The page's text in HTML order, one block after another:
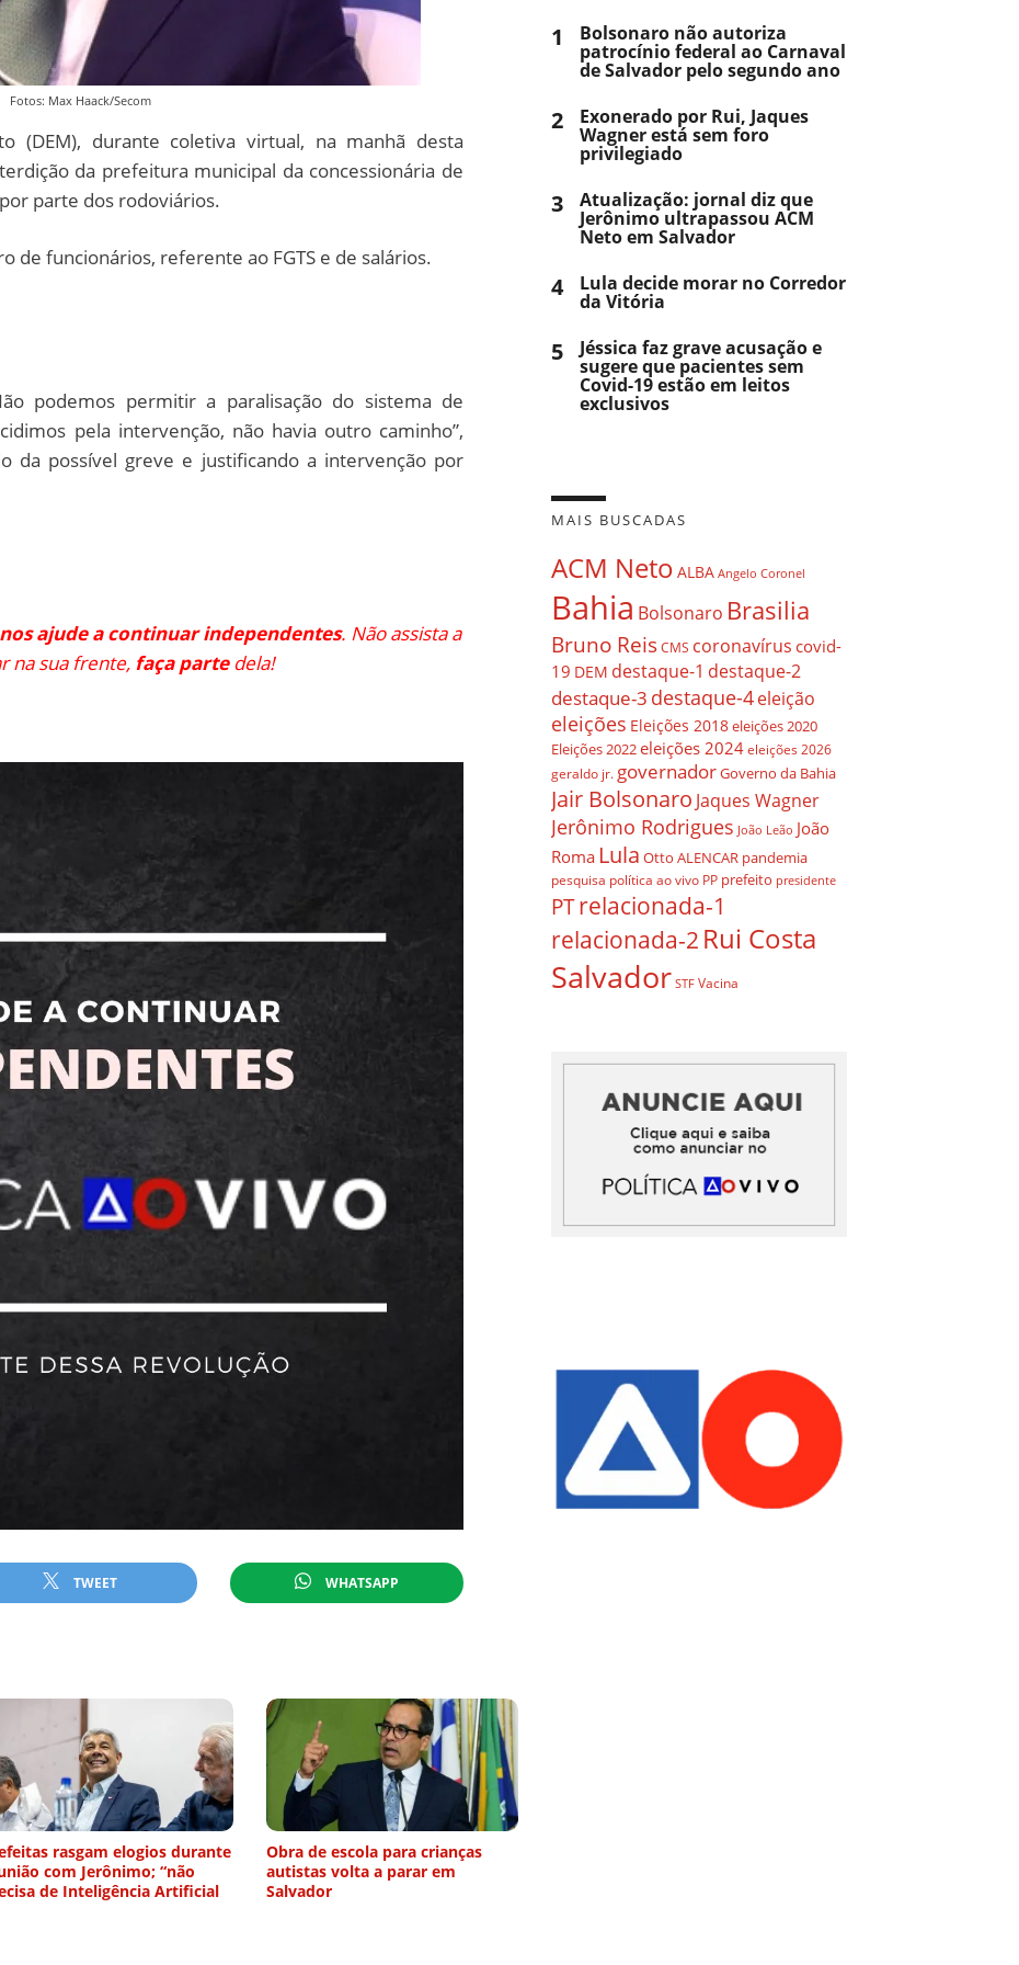
Fotos: Max Haack/Secom
(DEM), durante coletiva virtual, na manhã desta
da prefeitura municipal da concessionária de
parte dos rodoviários.
de funcionários, referente ao FGTS e de salários.
podemos permitir a paralisação do sistema de
pela intervenção, não havia outro caminho”,
da possível greve e justificando a intervenção por
nos ajude a continuar independentes. Não assista a
na sua frente, faça partedela!
TWEET WHATSAPP
rasgam elogios durante
com Jerônimo; “não
de Inteligência Artificial
Obra de escola para crianças
autistas volta a parar em
Salvador
1 Bolsonaro não autoriza
patrocínio federal ao Carnaval
de Salvador pelo segundo ano
2 Exonerado por Rui, Jaques
Wagner está sem foro
privilegiado
3 Atualização: jornal diz que
Jerônimo ultrapassou ACM
Neto em Salvador
4 Lula decide morar no Corredor
da Vitória
5 Jéssica faz grave acusação e
sugere que pacientes sem
Covid-19 estão em leitos
exclusivos
MAIS BUSCADAS
ACM Neto ALBA Angelo Coronel
Bahia Bolsonaro Brasilia
Bruno ReisCMS coronavírus covid-
19 DEM destaque-1 destaque-2
destaque-3 destaque-4eleição
eleições Eleições 2018eleições 2020
Eleições 2022eleições 2024 eleições 2026
geraldo jr. governadorGoverno da Bahia
Jair Bolsonaro Jaques Wagner
Jerônimo Rodrigues João Leão João
Roma Lula Otto ALENCAR pandemia
pesquisa política ao vivo PP prefeito presidente
PTrelacionada-1
relacionada-2 Rui Costa
Salvador STF Vacina